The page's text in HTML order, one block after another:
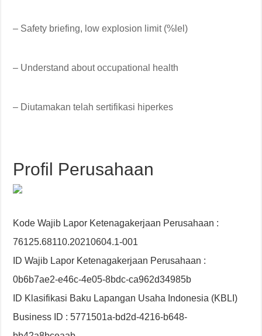
– Safety briefing, low explosion limit (%lel)
– Understand about occupational health
– Diutamakan telah sertifikasi hiperkes
Profil Perusahaan
Kode Wajib Lapor Ketenagakerjaan Perusahaan :
76125.68110.20210604.1-001
ID Wajib Lapor Ketenagakerjaan Perusahaan :
0b6b7ae2-e46c-4e05-8bdc-ca962d34985b
ID Klasifikasi Baku Lapangan Usaha Indonesia (KBLI)
Business ID : 5771501a-bd2d-4216-b648-